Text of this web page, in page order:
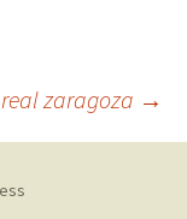
zaragoza →